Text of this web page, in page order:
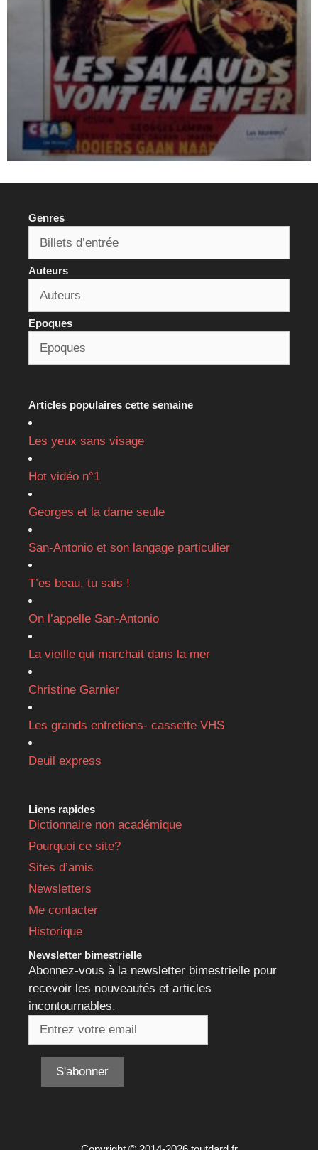
Genres
Auteurs
Epoques
Articles populaires cette semaine
Les yeux sans visage
Hot vidéo n°1
Georges et la dame seule
San-Antonio et son langage particulier
T’es beau, tu sais !
On l’appelle San-Antonio
La vieille qui marchait dans la mer
Christine Garnier
Les grands entretiens- cassette VHS
Deuil express
Liens rapides
Dictionnaire non académique
Pourquoi ce site?
Sites d’amis
Newsletters
Me contacter
Historique
Newsletter bimestrielle
Abonnez-vous à la newsletter bimestrielle pour
recevoir les nouveautés et articles
incontournables.